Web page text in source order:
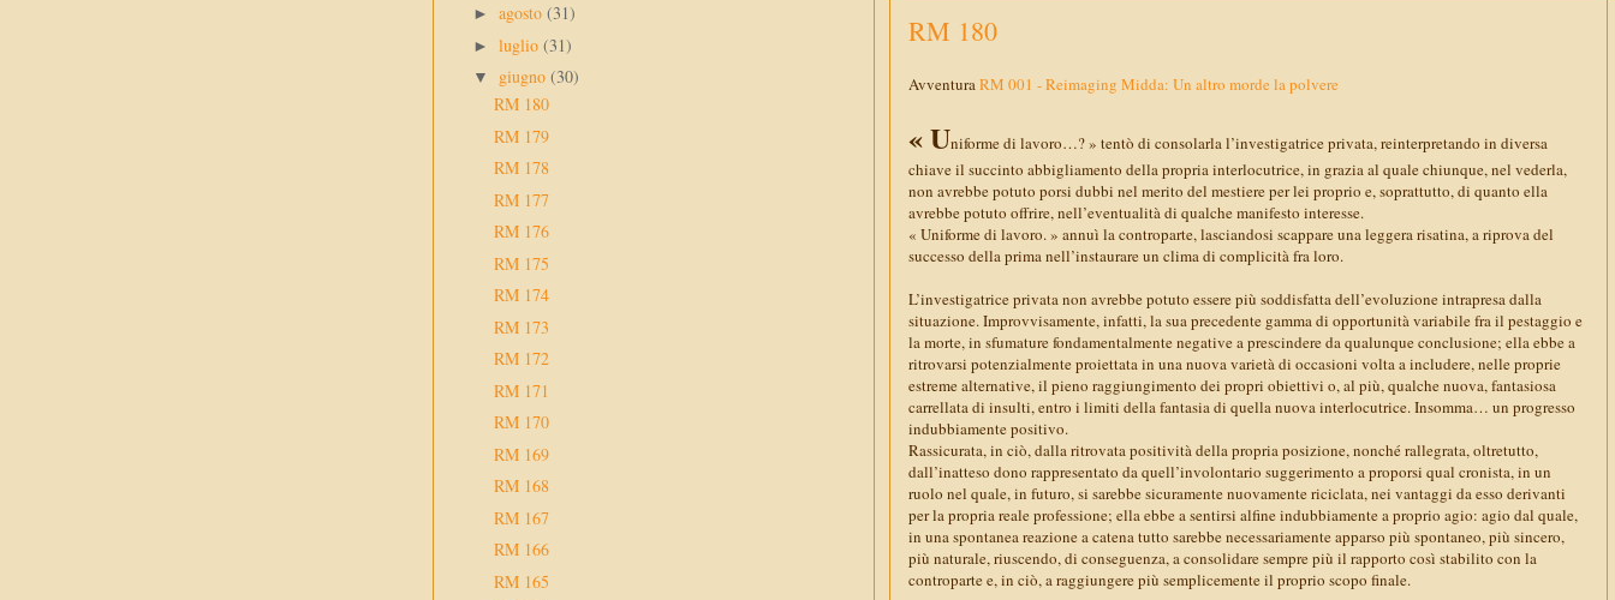
RM 180
AvventuraRM 001 - Reimaging Midda: Un altro morde la polvere
« Uniforme di lavoro…? » tentò di consolarla l’investigatrice privata, reinterpretando in diversa
chiave il succinto abbigliamento della propria interlocutrice, in grazia al quale chiunque, nel vederla,
non avrebbe potuto porsi dubbi nel merito del mestiere per lei proprio e, soprattutto, di quanto ella
avrebbe potuto offrire, nell’eventualità di qualche manifesto interesse.
« Uniforme di lavoro. » annuì la controparte, lasciandosi scappare una leggera risatina, a riprova del
successo della prima nell’instaurare un clima di complicità fra loro.
L’investigatrice privata non avrebbe potuto essere più soddisfatta dell’evoluzione intrapresa dalla
situazione. Improvvisamente, infatti, la sua precedente gamma di opportunità variabile fra il pestaggio e
la morte, in sfumature fondamentalmente negative a prescindere da qualunque conclusione; ella ebbe a
ritrovarsi potenzialmente proiettata in una nuova varietà di occasioni volta a includere, nelle proprie
estreme alternative, il pieno raggiungimento dei propri obiettivi o, al più, qualche nuova, fantasiosa
carrellata di insulti, entro i limiti della fantasia di quella nuova interlocutrice. Insomma… un progresso
indubbiamente positivo.
Rassicurata, in ciò, dalla ritrovata positività della propria posizione, nonché rallegrata, oltretutto,
dall’inatteso dono rappresentato da quell’involontario suggerimento a proporsi qual cronista, in un
ruolo nel quale, in futuro, si sarebbe sicuramente nuovamente riciclata, nei vantaggi da esso derivanti
per la propria reale professione; ella ebbe a sentirsi alfine indubbiamente a proprio agio: agio dal quale,
in una spontanea reazione a catena tutto sarebbe necessariamente apparso più spontaneo, più sincero,
più naturale, riuscendo, di conseguenza, a consolidare sempre più il rapporto così stabilito con la
controparte e, in ciò, a raggiungere più semplicemente il proprio scopo finale.
► agosto (31)
► luglio (31)
▼ giugno (30)
RM 180
RM 179
RM 178
RM 177
RM 176
RM 175
RM 174
RM 173
RM 172
RM 171
RM 170
RM 169
RM 168
RM 167
RM 166
RM 165